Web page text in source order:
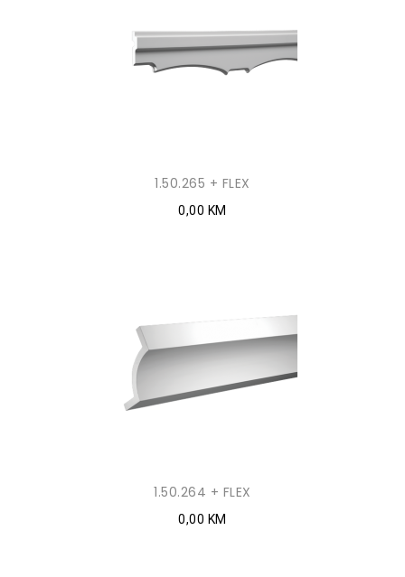
1.50.265 + FLEX
0,00 KM
1.50.264 + FLEX
0,00 KM